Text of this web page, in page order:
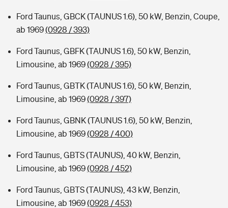
Ford Taunus, GBCK (TAUNUS 1.6), 50 kW, Benzin, Coupe,
ab 1969(0928 / 393)
Ford Taunus, GBFK (TAUNUS 1.6), 50 kW, Benzin,
Limousine, ab 1969(0928 / 395)
Ford Taunus, GBTK (TAUNUS 1.6), 50 kW, Benzin,
Limousine, ab 1969(0928 / 397)
Ford Taunus, GBNK (TAUNUS 1.6), 50 kW, Benzin,
Limousine, ab 1969(0928 / 400)
Ford Taunus, GBTS (TAUNUS), 40 kW, Benzin,
Limousine, ab 1969(0928 / 452)
Ford Taunus, GBTS (TAUNUS), 43 kW, Benzin,
Limousine, ab 1969(0928 / 453)